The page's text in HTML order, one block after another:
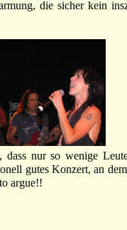
die sicher kein
dass nur so wenige
gutes Konzert, an
argue!!